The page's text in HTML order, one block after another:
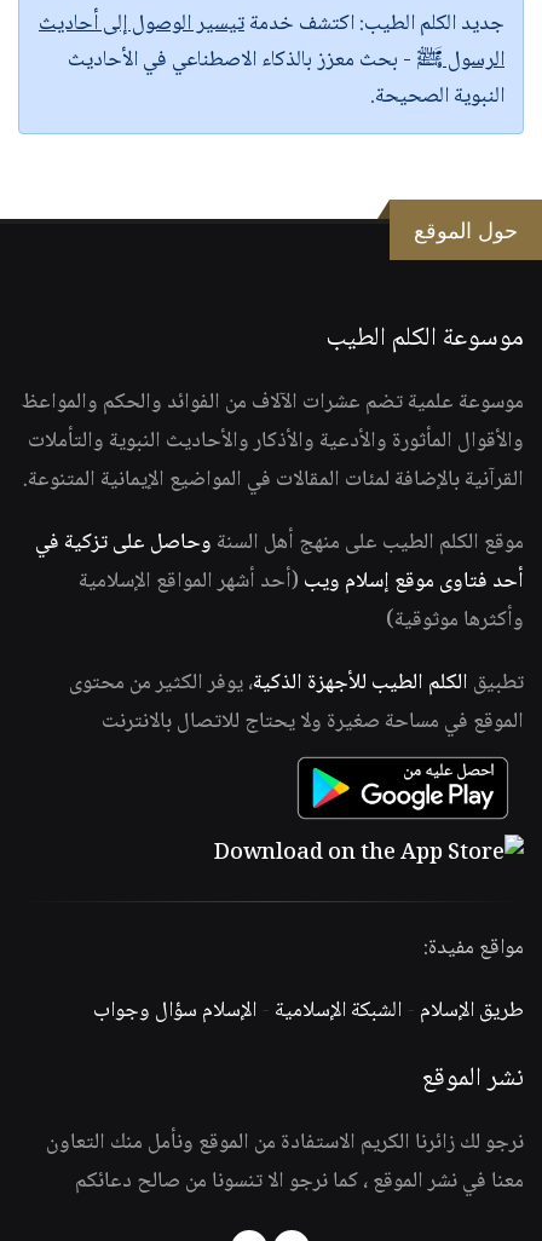
جديد الكلم الطيب:اكتشف خدمةتيسير الوصول إلى أحاديث
الرسول ﷺ - بحث معزز بالذكاء الاصطناعي في الأحاديث
النبوية الصحيحة.
حول الموقع
موسوعة الكلم الطيب
موسوعة علمية تضم عشرات الآلاف من الفوائد والحكم والمواعظ
والأقوال المأثورة والأدعية والأذكار والأحاديث النبوية والتأملات
القرآنية بالإضافة لمئات المقالات في المواضيع الإيمانية المتنوعة.
موقع الكلم الطيب على منهج أهل السنة وحاصل على تزكية في
أحد فتاوى موقع إسلام ويب (أحد أشهر المواقع الإسلامية
وأكثرها موثوقية)
تطبيق الكلم الطيب للأجهزة الذكية، يوفر الكثير من محتوى
الموقع في مساحة صغيرة ولا يحتاج للاتصال بالانترنت
مواقع مفيدة:
طريق الإسلام -الشبكة الإسلامية -الإسلام سؤال وجواب
نشر الموقع
نرجو لك زائرنا الكريم الاستفادة من الموقع ونأمل منك التعاون
معنا في نشر الموقع ، كما نرجو الا تنسونا من صالح دعائكم